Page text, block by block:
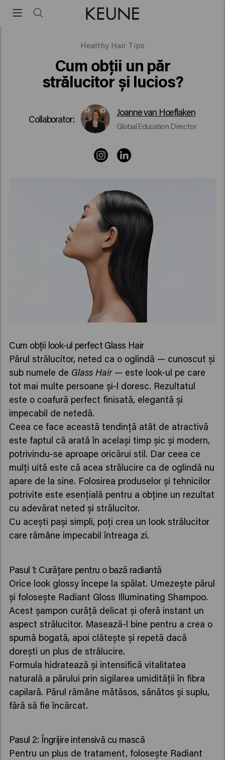
Healthy Hair Tips
Cum obții un păr
strălucitor și lucios?
Collaborator:
Joanne van Hoeflaken
Global Education Director
Cum obții look-ul perfect Glass Hair
Părul strălucitor, neted ca o oglindă — cunoscut și
sub numele de Glass Hair— este look-ul pe care
tot mai multe persoane și-l doresc. Rezultatul
este o coafură perfect finisată, elegantă și
impecabil de netedă.
Ceea ce face această tendință atât de atractivă
este faptul că arată în același timp șic și modern,
potrivindu-se aproape oricărui stil. Dar ceea ce
mulți uită este că acea strălucire ca de oglindă nu
apare de la sine. Folosirea produselor și tehnicilor
potrivite este esențială pentru a obține un rezultat
cu adevărat neted și strălucitor.
Cu acești pași simpli, poți crea un look strălucitor
care rămâne impecabil întreaga zi.
Pasul 1: Curățare pentru o bază radiantă
Orice look glossy începe la spălat. Umezește părul
și folosește Radiant Gloss Illuminating Shampoo.
Acest șampon curăță delicat și oferă instant un
aspect strălucitor. Masează-l bine pentru a crea o
spumă bogată, apoi clătește și repetă dacă
dorești un plus de strălucire.
Formula hidratează și intensifică vitalitatea
naturală a părului prin sigilarea umidității în fibra
capilară. Părul rămâne mătăsos, sănătos și suplu,
fără să fie încărcat.
Pasul 2: Îngrijire intensivă cu mască
Pentru un plus de tratament, folosește Radiant